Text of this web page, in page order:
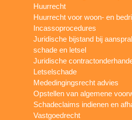
Huurrecht
Huurrecht voor woon- en
Incassoprocedures
Juridische bijstand bij
schade en letsel
Juridische
Letselschade
Mededingingsrecht advies
Opstellen van algemene
Schadeclaims indienen en
Vastgoedrecht